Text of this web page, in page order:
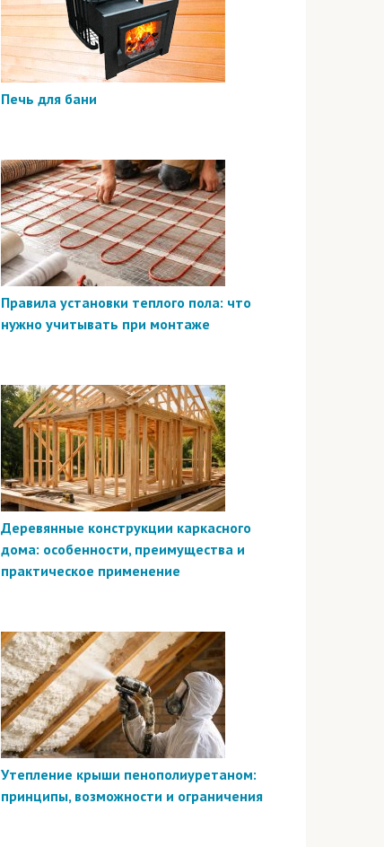
Печь для бани
Правила установки теплого пола: что
нужно учитывать при монтаже
Деревянные конструкции каркасного
дома: особенности, преимущества и
практическое применение
Утепление крыши пенополиуретаном:
принципы, возможности и ограничения